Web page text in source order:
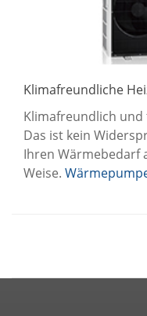
Klimafreundliche
Klimafreundlich
Das ist kein
Ihren Wärmebedarf
Weise.